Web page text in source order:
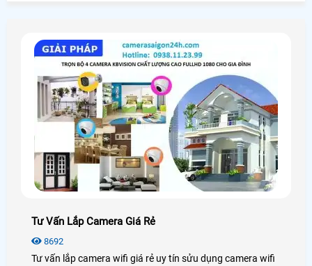
Tư Vấn Lắp Camera Giá Rẻ
8692
Tư vấn lắp camera wifi giá rẻ uy tín sửu dụng camera wifi